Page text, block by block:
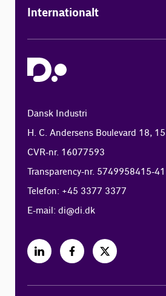
Internationalt
Dansk Industri
H. C. Andersens Boulevard 18,
CVR-nr. 16077593
Transparency-nr. 5749958415-41
Telefon: +45 3377 3377
E-mail:di@di.dk